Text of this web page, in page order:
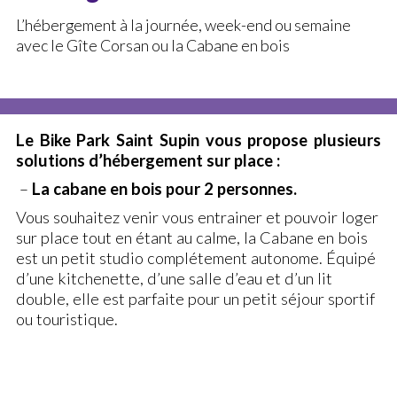
La discipline (BMX)
Stages (BMX)
Démonstration Air Bag
AGENDA
LE BIKE PARK
Le Bike Park
Anniversaires
Magasin – Atelier Réparation
L’hébergement à la journée, week-end ou semaine
avec le Gîte Corsan ou la Cabane en bois
Le Bike Park Saint Supin vous propose plusieurs
solutions d’hébergement sur place :
– La cabane en bois pour 2 personnes.
Vous souhaitez venir vous entrainer et pouvoir loger
sur place tout en étant au calme, la Cabane en bois
est un petit studio complétement autonome. Équipé
d’une kitchenette, d’une salle d’eau et d’un lit
double, elle est parfaite pour un petit séjour sportif
ou touristique.